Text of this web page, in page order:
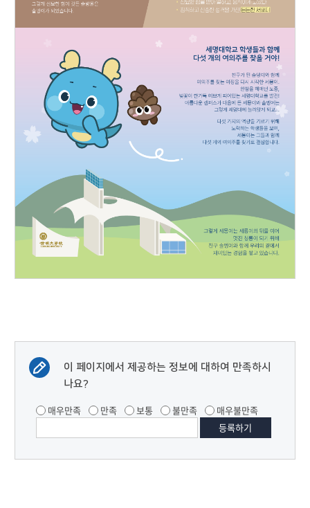
이 페이지에서 제공하는 정보에 대하여 만족하시
나요?
매우만족 만족 보통 불만족 매우불만족